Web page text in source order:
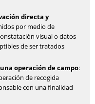
directa y
por medio de
visual o datos
de ser tratados
operación de campo:
de recogida
con una finalidad